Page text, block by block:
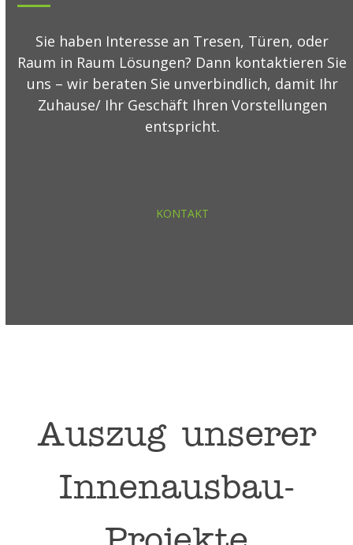
Sie haben Interesse an Tresen, Türen, oder
Raum in Raum Lösungen? Dann kontaktieren Sie
uns – wir beraten Sie unverbindlich, damit Ihr
Zuhause/ Ihr Geschäft Ihren Vorstellungen
entspricht.
KONTAKT
Auszug unserer
Innenausbau-
Projekte